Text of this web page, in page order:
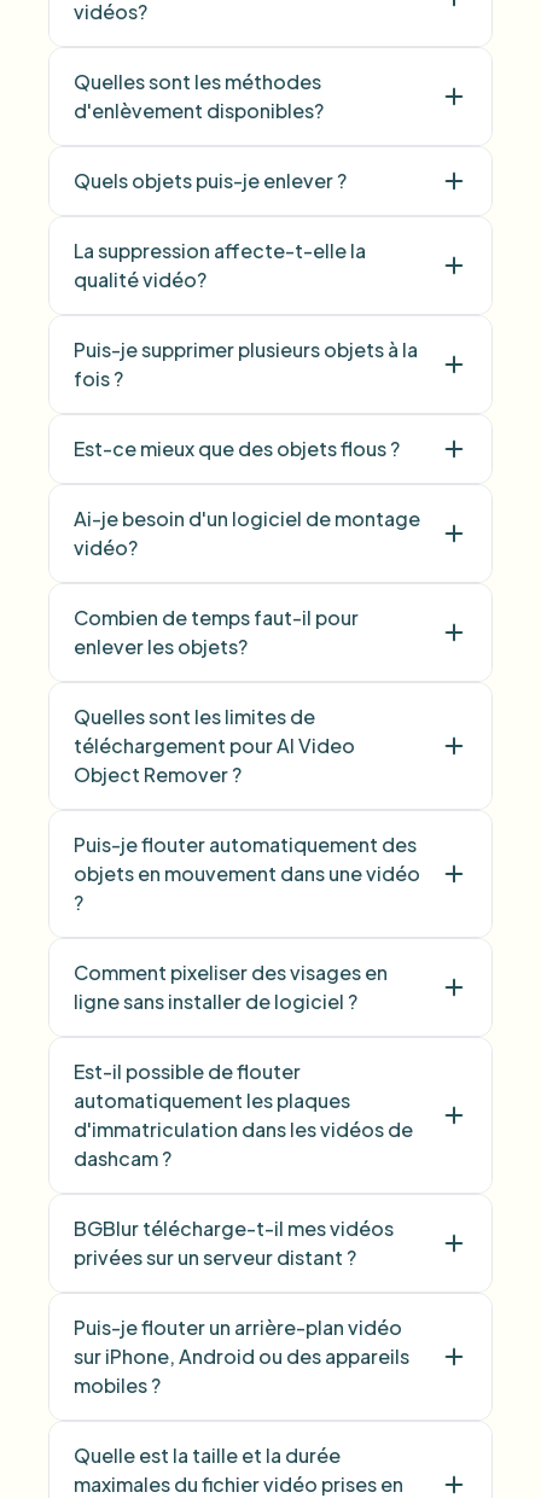
vidéos?
Quelles sont les méthodes
d'enlèvement disponibles?
Quels objets puis-je enlever ?
La suppression affecte-t-elle la
qualité vidéo?
Puis-je supprimer plusieurs objets à la
fois ?
Est-ce mieux que des objets flous ?
Ai-je besoin d'un logiciel de montage
vidéo?
Combien de temps faut-il pour
enlever les objets?
Quelles sont les limites de
téléchargement pour AI Video
Object Remover ?
Puis-je flouter automatiquement des
objets en mouvement dans une vidéo
?
Comment pixeliser des visages en
ligne sans installer de logiciel ?
Est-il possible de flouter
automatiquement les plaques
d'immatriculation dans les vidéos de
dashcam ?
BGBlur télécharge-t-il mes vidéos
privées sur un serveur distant ?
Puis-je flouter un arrière-plan vidéo
sur iPhone, Android ou des appareils
mobiles ?
Quelle est la taille et la durée
maximales du fichier vidéo prises en